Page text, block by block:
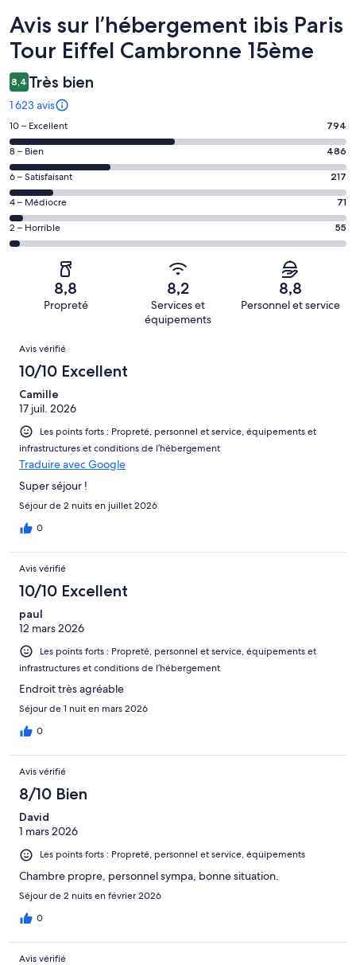
Avis
Avis sur l’hébergement ibis Paris
Tour Eiffel Cambronne 15ème
8,4 Très bien
1 623 avis
Note
des
voyageurs
de 10
(Excellent),
d’après 794 avis
sur 1623.
10 – Excellent 794
Note
des
voyageurs
de 8
(Bien),
d’après 486 avis
8 – Bien 486
Note
des
voyageurs
de 6
(Satisfaisant),
d’après 217 avis
sur 1623.
6 – Satisfaisant 217
Note
des
voyageurs
(Médiocre),
d’après 71 avis
sur 1623.
4 – Médiocre 71
Note
des
voyageurs
(Horrible),
d’après 55 avis
2 – Horrible 55
8,8
Propreté
8,2
Services et
équipements
8,8
Personnel et service
Avis
Avis vérifié
10/10 Excellent
Camille
17 juil. 2026
Les points forts : Propreté, personnel et service, équipements et
infrastructures et conditions de l’hébergement
Traduire avec Google
Super séjour !
Séjour de 2 nuits en juillet 2026
0
Avis vérifié
10/10 Excellent
paul
12 mars 2026
Les points forts : Propreté, personnel et service, équipements et
infrastructures et conditions de l’hébergement
Endroit très agréable
Séjour de 1 nuit en mars 2026
0
Avis vérifié
8/10 Bien
David
1 mars 2026
Les points forts : Propreté, personnel et service, équipements
Chambre propre, personnel sympa, bonne situation.
Séjour de 2 nuits en février 2026
0
Avis vérifié